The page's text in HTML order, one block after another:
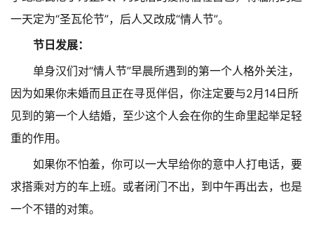
一天定为“圣瓦伦节”，后人又改成“情人节”。
节日发展：
单身汉们对“情人节”早晨所遇到的第一个人格外关注，
因为如果你未婚而且正在寻觅伴侣，你注定要与2月14日所
见到的第一个人结婚，至少这个人会在你的生命里起举足轻
重的作用。
如果你不怕羞，你可以一大早给你的意中人打电话，要
求搭乘对方的车上班。或者闭门不出，到中午再出去，也是
一个不错的对策。